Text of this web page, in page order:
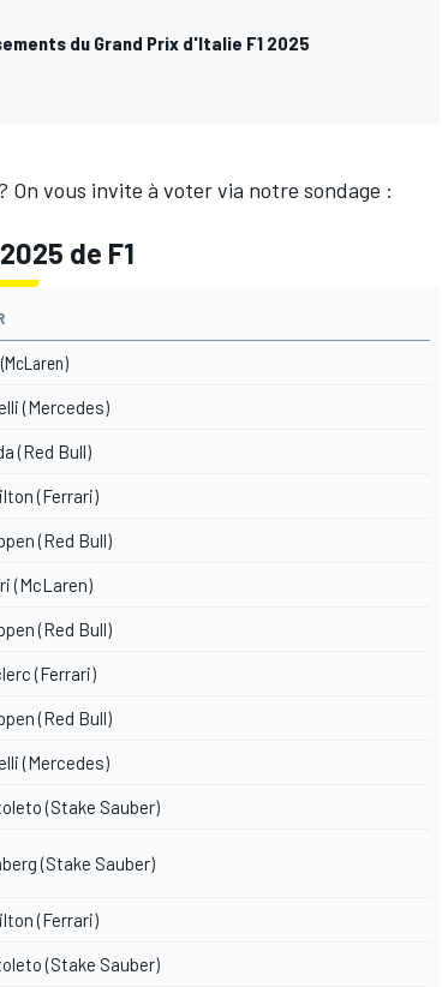
du Grand Prix d'Italie F1 2025
vous invite à voter via notre sondage :
de F1
McLaren)
(Mercedes)
(Red Bull)
(Ferrari)
(Red Bull)
(McLaren)
(Red Bull)
(Ferrari)
(Red Bull)
(Mercedes)
(Stake Sauber)
(Stake Sauber)
(Ferrari)
(Stake Sauber)